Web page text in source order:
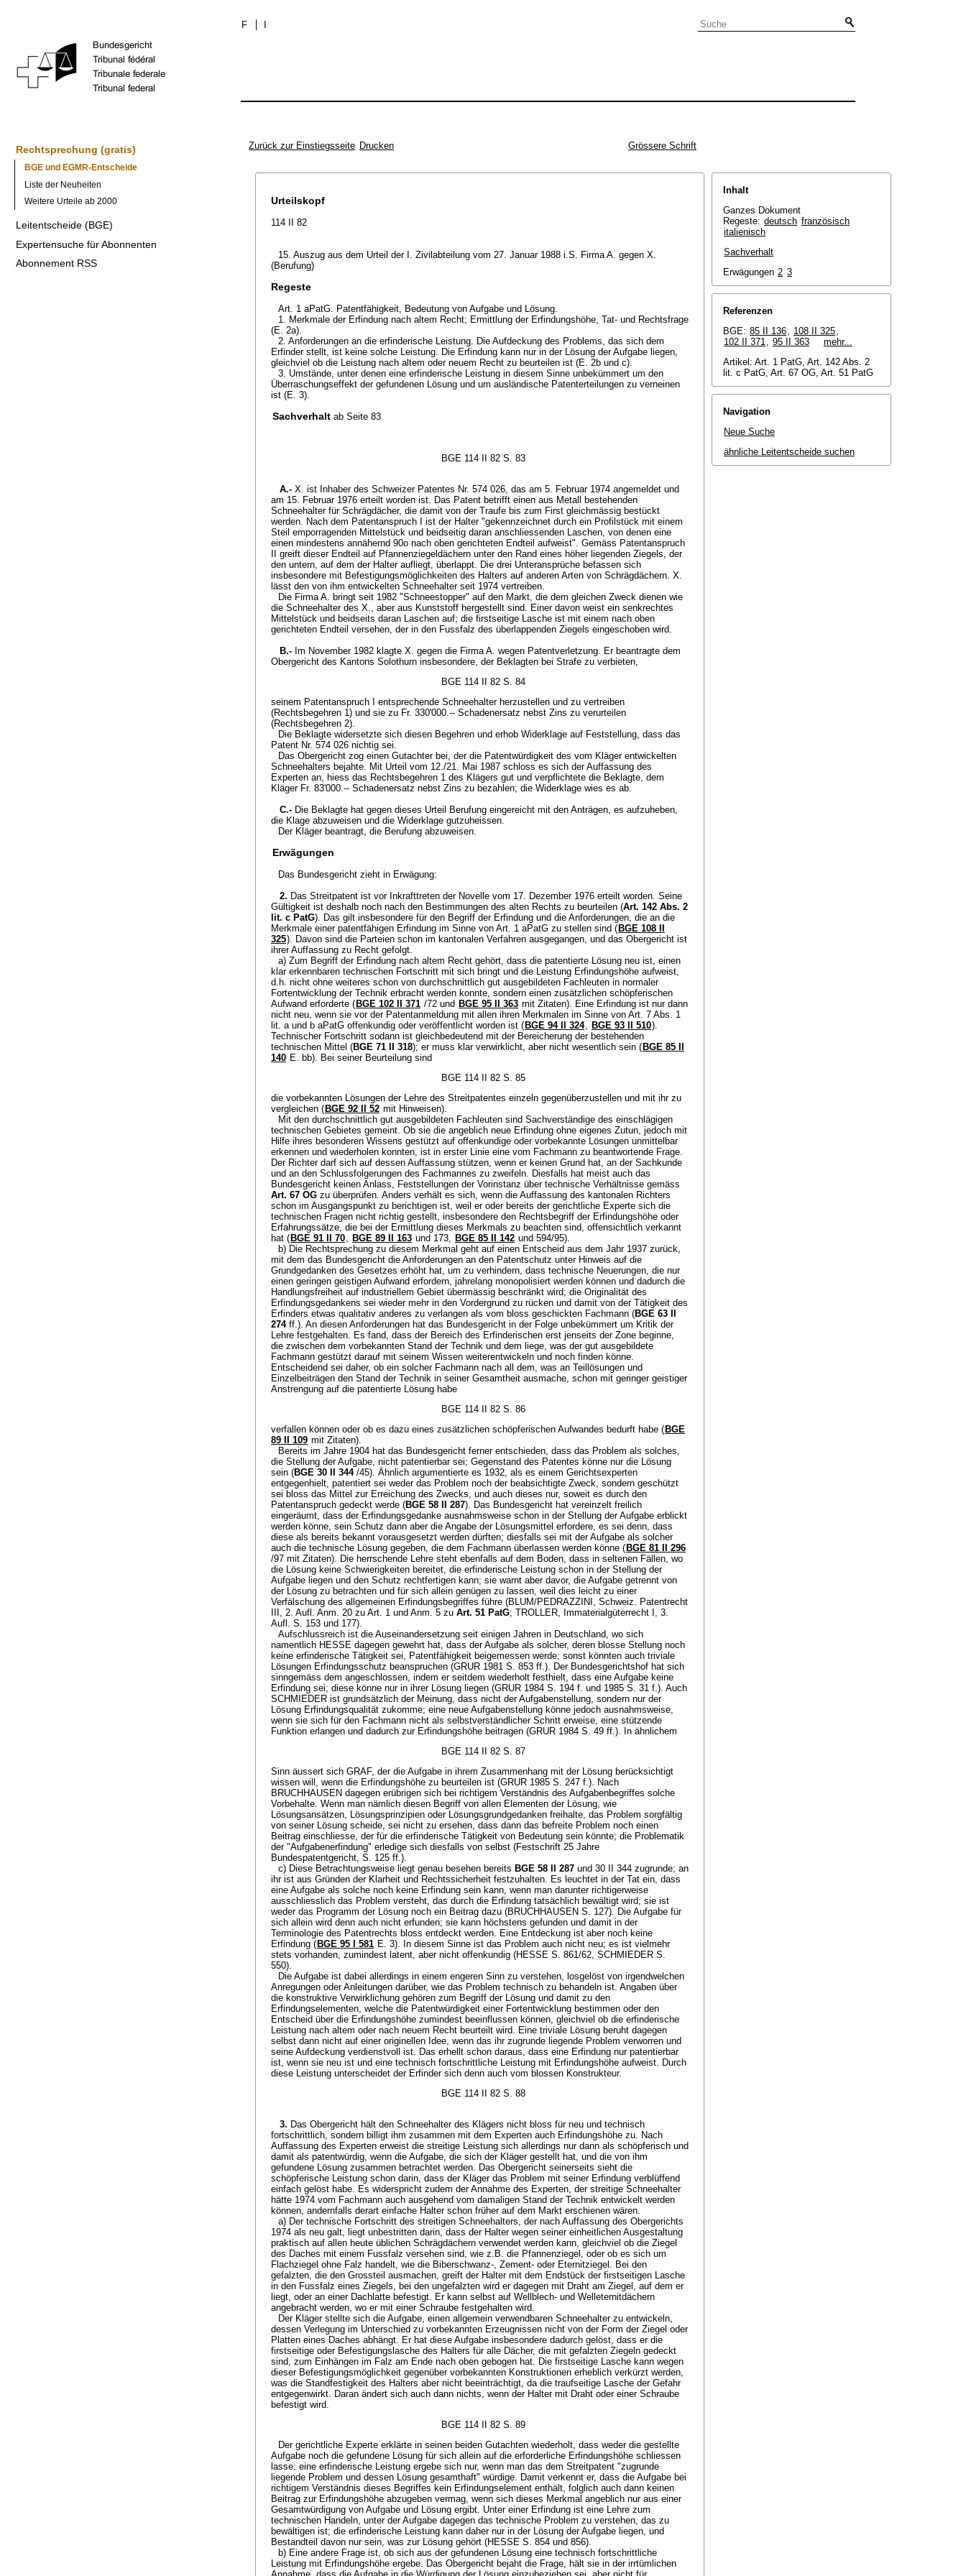
F
Rechtsprechung (gratis)
BGE und EGMR-Entscheide
Liste der Neuheiten
Weitere Urteile ab 2000
Leitentscheide (BGE)
Expertensuche für Abonnenten
Abonnement RSS
Zurück zur Einstiegsseite Drucken Grössere Schrift
Urteilskopf
114 II 82
15. Auszug aus dem Urteil der I. Zivilabteilung vom 27. Januar 1988 i.S. Firma A. gegen X.
(Berufung)
Regeste
Art. 1 aPatG. Patentfähigkeit, Bedeutung von Aufgabe und Lösung.
1. Merkmale der Erfindung nach altem Recht; Ermittlung der Erfindungshöhe, Tat- und Rechtsfrage
(E. 2a).
2. Anforderungen an die erfinderische Leistung. Die Aufdeckung des Problems, das sich dem
Erfinder stellt, ist keine solche Leistung. Die Erfindung kann nur in der Lösung der Aufgabe liegen,
gleichviel ob die Leistung nach altem oder neuem Recht zu beurteilen ist (E. 2b und c).
3. Umstände, unter denen eine erfinderische Leistung in diesem Sinne unbekümmert um den
Überraschungseffekt der gefundenen Lösung und um ausländische Patenterteilungen zu verneinen
ist (E. 3).
Sachverhalt ab Seite 83
BGE 114 II 82 S. 83
A.- X. ist Inhaber des Schweizer Patentes Nr. 574 026, das am 5. Februar 1974 angemeldet und
am 15. Februar 1976 erteilt worden ist. Das Patent betrifft einen aus Metall bestehenden
Schneehalter für Schrägdächer, die damit von der Traufe bis zum First gleichmässig bestückt
werden. Nach dem Patentanspruch I ist der Halter "gekennzeichnet durch ein Profilstück mit einem
Steil emporragenden Mittelstück und beidseitig daran anschliessenden Laschen, von denen eine
einen mindestens annähernd 90o nach oben gerichteten Endteil aufweist". Gemäss Patentanspruch
II greift dieser Endteil auf Pfannenziegeldächern unter den Rand eines höher liegenden Ziegels, der
den untern, auf dem der Halter aufliegt, überlappt. Die drei Unteransprüche befassen sich
insbesondere mit Befestigungsmöglichkeiten des Halters auf anderen Arten von Schrägdächern. X.
lässt den von ihm entwickelten Schneehalter seit 1974 vertreiben.
Die Firma A. bringt seit 1982 "Schneestopper" auf den Markt, die dem gleichen Zweck dienen wie
die Schneehalter des X., aber aus Kunststoff hergestellt sind. Einer davon weist ein senkrechtes
Mittelstück und beidseits daran Laschen auf; die firstseitige Lasche ist mit einem nach oben
gerichteten Endteil versehen, der in den Fussfalz des überlappenden Ziegels eingeschoben wird.
B.- Im November 1982 klagte X. gegen die Firma A. wegen Patentverletzung. Er beantragte dem
Obergericht des Kantons Solothurn insbesondere, der Beklagten bei Strafe zu verbieten,
BGE 114 II 82 S. 84
seinem Patentanspruch I entsprechende Schneehalter herzustellen und zu vertreiben
(Rechtsbegehren 1) und sie zu Fr. 330'000.-- Schadenersatz nebst Zins zu verurteilen
(Rechtsbegehren 2).
Die Beklagte widersetzte sich diesen Begehren und erhob Widerklage auf Feststellung, dass das
Patent Nr. 574 026 nichtig sei.
Das Obergericht zog einen Gutachter bei, der die Patentwürdigkeit des vom Kläger entwickelten
Schneehalters bejahte. Mit Urteil vom 12./21. Mai 1987 schloss es sich der Auffassung des
Experten an, hiess das Rechtsbegehren 1 des Klägers gut und verpflichtete die Beklagte, dem
Kläger Fr. 83'000.-- Schadenersatz nebst Zins zu bezahlen; die Widerklage wies es ab.
C.- Die Beklagte hat gegen dieses Urteil Berufung eingereicht mit den Anträgen, es aufzuheben,
die Klage abzuweisen und die Widerklage gutzuheissen.
Der Kläger beantragt, die Berufung abzuweisen.
Erwägungen
Das Bundesgericht zieht in Erwägung:
2. Das Streitpatent ist vor Inkrafttreten der Novelle vom 17. Dezember 1976 erteilt worden. Seine
Gültigkeit ist deshalb noch nach den Bestimmungen des alten Rechts zu beurteilen (Art. 142 Abs. 2
lit. c PatG). Das gilt insbesondere für den Begriff der Erfindung und die Anforderungen, die an die
Merkmale einer patentfähigen Erfindung im Sinne von Art. 1 aPatG zu stellen sind ( BGE 108 II
325). Davon sind die Parteien schon im kantonalen Verfahren ausgegangen, und das Obergericht ist
ihrer Auffassung zu Recht gefolgt.
a) Zum Begriff der Erfindung nach altem Recht gehört, dass die patentierte Lösung neu ist, einen
klar erkennbaren technischen Fortschritt mit sich bringt und die Leistung Erfindungshöhe aufweist,
d.h. nicht ohne weiteres schon von durchschnittlich gut ausgebildeten Fachleuten in normaler
Fortentwicklung der Technik erbracht werden konnte, sondern einen zusätzlichen schöpferischen
Aufwand erforderte ( BGE 102 II 371 /72 und BGE 95 II 363 mit Zitaten). Eine Erfindung ist nur dann
nicht neu, wenn sie vor der Patentanmeldung mit allen ihren Merkmalen im Sinne von Art. 7 Abs. 1
lit. a und b aPatG offenkundig oder veröffentlicht worden ist ( BGE 94 II 324, BGE 93 II 510).
Technischer Fortschritt sodann ist gleichbedeutend mit der Bereicherung der bestehenden
technischen Mittel (BGE 71 II 318); er muss klar verwirklicht, aber nicht wesentlich sein ( BGE 85 II
140 E. bb). Bei seiner Beurteilung sind
BGE 114 II 82 S. 85
die vorbekannten Lösungen der Lehre des Streitpatentes einzeln gegenüberzustellen und mit ihr zu
vergleichen ( BGE 92 II 52 mit Hinweisen).
Mit den durchschnittlich gut ausgebildeten Fachleuten sind Sachverständige des einschlägigen
technischen Gebietes gemeint. Ob sie die angeblich neue Erfindung ohne eigenes Zutun, jedoch mit
Hilfe ihres besonderen Wissens gestützt auf offenkundige oder vorbekannte Lösungen unmittelbar
erkennen und wiederholen konnten, ist in erster Linie eine vom Fachmann zu beantwortende Frage.
Der Richter darf sich auf dessen Auffassung stützen, wenn er keinen Grund hat, an der Sachkunde
und an den Schlussfolgerungen des Fachmannes zu zweifeln. Diesfalls hat meist auch das
Bundesgericht keinen Anlass, Feststellungen der Vorinstanz über technische Verhältnisse gemäss
Art. 67 OG zu überprüfen. Anders verhält es sich, wenn die Auffassung des kantonalen Richters
schon im Ausgangspunkt zu berichtigen ist, weil er oder bereits der gerichtliche Experte sich die
technischen Fragen nicht richtig gestellt, insbesondere den Rechtsbegriff der Erfindungshöhe oder
Erfahrungssätze, die bei der Ermittlung dieses Merkmals zu beachten sind, offensichtlich verkannt
hat ( BGE 91 II 70, BGE 89 II 163 und 173, BGE 85 II 142 und 594/95).
b) Die Rechtsprechung zu diesem Merkmal geht auf einen Entscheid aus dem Jahr 1937 zurück,
mit dem das Bundesgericht die Anforderungen an den Patentschutz unter Hinweis auf die
Grundgedanken des Gesetzes erhöht hat, um zu verhindern, dass technische Neuerungen, die nur
einen geringen geistigen Aufwand erfordern, jahrelang monopolisiert werden können und dadurch die
Handlungsfreiheit auf industriellem Gebiet übermässig beschränkt wird; die Originalität des
Erfindungsgedankens sei wieder mehr in den Vordergrund zu rücken und damit von der Tätigkeit des
Erfinders etwas qualitativ anderes zu verlangen als vom bloss geschickten Fachmann (BGE 63 II
274ff.). An diesen Anforderungen hat das Bundesgericht in der Folge unbekümmert um Kritik der
Lehre festgehalten. Es fand, dass der Bereich des Erfinderischen erst jenseits der Zone beginne,
die zwischen dem vorbekannten Stand der Technik und dem liege, was der gut ausgebildete
Fachmann gestützt darauf mit seinem Wissen weiterentwickeln und noch finden könne.
Entscheidend sei daher, ob ein solcher Fachmann nach all dem, was an Teillösungen und
Einzelbeiträgen den Stand der Technik in seiner Gesamtheit ausmache, schon mit geringer geistiger
Anstrengung auf die patentierte Lösung habe
BGE 114 II 82 S. 86
verfallen können oder ob es dazu eines zusätzlichen schöpferischen Aufwandes bedurft habe ( BGE
89 II 109 mit Zitaten).
Bereits im Jahre 1904 hat das Bundesgericht ferner entschieden, dass das Problem als solches,
die Stellung der Aufgabe, nicht patentierbar sei; Gegenstand des Patentes könne nur die Lösung
sein (BGE 30 II 344/45). Ähnlich argumentierte es 1932, als es einem Gerichtsexperten
entgegenhielt, patentiert sei weder das Problem noch der beabsichtigte Zweck, sondern geschützt
sei bloss das Mittel zur Erreichung des Zwecks, und auch dieses nur, soweit es durch den
Patentanspruch gedeckt werde (BGE 58 II 287). Das Bundesgericht hat vereinzelt freilich
eingeräumt, dass der Erfindungsgedanke ausnahmsweise schon in der Stellung der Aufgabe erblickt
werden könne, sein Schutz dann aber die Angabe der Lösungsmittel erfordere, es sei denn, dass
diese als bereits bekannt vorausgesetzt werden dürften; diesfalls sei mit der Aufgabe als solcher
auch die technische Lösung gegeben, die dem Fachmann überlassen werden könne ( BGE 81 II 296
/97 mit Zitaten). Die herrschende Lehre steht ebenfalls auf dem Boden, dass in seltenen Fällen, wo
die Lösung keine Schwierigkeiten bereitet, die erfinderische Leistung schon in der Stellung der
Aufgabe liegen und den Schutz rechtfertigen kann; sie warnt aber davor, die Aufgabe getrennt von
der Lösung zu betrachten und für sich allein genügen zu lassen, weil dies leicht zu einer
Verfälschung des allgemeinen Erfindungsbegriffes führe (BLUM/PEDRAZZINI, Schweiz. Patentrecht
III, 2. Aufl. Anm. 20 zu Art. 1 und Anm. 5 zu Art. 51 PatG; TROLLER, Immaterialgüterrecht I, 3.
Aufl. S. 153 und 177).
Aufschlussreich ist die Auseinandersetzung seit einigen Jahren in Deutschland, wo sich
namentlich HESSE dagegen gewehrt hat, dass der Aufgabe als solcher, deren blosse Stellung noch
keine erfinderische Tätigkeit sei, Patentfähigkeit beigemessen werde; sonst könnten auch triviale
Lösungen Erfindungsschutz beanspruchen (GRUR 1981 S. 853 ff.). Der Bundesgerichtshof hat sich
sinngemäss dem angeschlossen, indem er seitdem wiederholt festhielt, dass eine Aufgabe keine
Erfindung sei; diese könne nur in ihrer Lösung liegen (GRUR 1984 S. 194 f. und 1985 S. 31 f.). Auch
SCHMIEDER ist grundsätzlich der Meinung, dass nicht der Aufgabenstellung, sondern nur der
Lösung Erfindungsqualität zukomme; eine neue Aufgabenstellung könne jedoch ausnahmsweise,
wenn sie sich für den Fachmann nicht als selbstverständlicher Schritt erweise, eine stützende
Funktion erlangen und dadurch zur Erfindungshöhe beitragen (GRUR 1984 S. 49 ff.). In ähnlichem
BGE 114 II 82 S. 87
Sinn äussert sich GRAF, der die Aufgabe in ihrem Zusammenhang mit der Lösung berücksichtigt
wissen will, wenn die Erfindungshöhe zu beurteilen ist (GRUR 1985 S. 247 f.). Nach
BRUCHHAUSEN dagegen erübrigen sich bei richtigem Verständnis des Aufgabenbegriffes solche
Vorbehalte. Wenn man nämlich diesen Begriff von allen Elementen der Lösung, wie
Lösungsansätzen, Lösungsprinzipien oder Lösungsgrundgedanken freihalte, das Problem sorgfältig
von seiner Lösung scheide, sei nicht zu ersehen, dass dann das befreite Problem noch einen
Beitrag einschliesse, der für die erfinderische Tätigkeit von Bedeutung sein könnte; die Problematik
der "Aufgabenerfindung" erledige sich diesfalls von selbst (Festschrift 25 Jahre
Bundespatentgericht, S. 125 ff.).
c) Diese Betrachtungsweise liegt genau besehen bereits BGE 58 II 287 und 30 II 344 zugrunde; an
ihr ist aus Gründen der Klarheit und Rechtssicherheit festzuhalten. Es leuchtet in der Tat ein, dass
eine Aufgabe als solche noch keine Erfindung sein kann, wenn man darunter richtigerweise
ausschliesslich das Problem versteht, das durch die Erfindung tatsächlich bewältigt wird; sie ist
weder das Programm der Lösung noch ein Beitrag dazu (BRUCHHAUSEN S. 127). Die Aufgabe für
sich allein wird denn auch nicht erfunden; sie kann höchstens gefunden und damit in der
Terminologie des Patentrechts bloss entdeckt werden. Eine Entdeckung ist aber noch keine
Erfindung ( BGE 95 I 581 E. 3). In diesem Sinne ist das Problem auch nicht neu; es ist vielmehr
stets vorhanden, zumindest latent, aber nicht offenkundig (HESSE S. 861/62, SCHMIEDER S.
550).
Die Aufgabe ist dabei allerdings in einem engeren Sinn zu verstehen, losgelöst von irgendwelchen
Anregungen oder Anleitungen darüber, wie das Problem technisch zu behandeln ist. Angaben über
die konstruktive Verwirklichung gehören zum Begriff der Lösung und damit zu den
Erfindungselementen, welche die Patentwürdigkeit einer Fortentwicklung bestimmen oder den
Entscheid über die Erfindungshöhe zumindest beeinflussen können, gleichviel ob die erfinderische
Leistung nach altem oder nach neuem Recht beurteilt wird. Eine triviale Lösung beruht dagegen
selbst dann nicht auf einer originellen Idee, wenn das ihr zugrunde liegende Problem verworren und
seine Aufdeckung verdienstvoll ist. Das erhellt schon daraus, dass eine Erfindung nur patentierbar
ist, wenn sie neu ist und eine technisch fortschrittliche Leistung mit Erfindungshöhe aufweist. Durch
diese Leistung unterscheidet der Erfinder sich denn auch vom blossen Konstrukteur.
BGE 114 II 82 S. 88
3. Das Obergericht hält den Schneehalter des Klägers nicht bloss für neu und technisch
fortschrittlich, sondern billigt ihm zusammen mit dem Experten auch Erfindungshöhe zu. Nach
Auffassung des Experten erweist die streitige Leistung sich allerdings nur dann als schöpferisch und
damit als patentwürdig, wenn die Aufgabe, die sich der Kläger gestellt hat, und die von ihm
gefundene Lösung zusammen betrachtet werden. Das Obergericht seinerseits sieht die
schöpferische Leistung schon darin, dass der Kläger das Problem mit seiner Erfindung verblüffend
einfach gelöst habe. Es widerspricht zudem der Annahme des Experten, der streitige Schneehalter
hätte 1974 vom Fachmann auch ausgehend vom damaligen Stand der Technik entwickelt werden
können, andernfalls derart einfache Halter schon früher auf dem Markt erschienen wären.
a) Der technische Fortschritt des streitigen Schneehalters, der nach Auffassung des Obergerichts
1974 als neu galt, liegt unbestritten darin, dass der Halter wegen seiner einheitlichen Ausgestaltung
praktisch auf allen heute üblichen Schrägdächern verwendet werden kann, gleichviel ob die Ziegel
des Daches mit einem Fussfalz versehen sind, wie z.B. die Pfannenziegel, oder ob es sich um
Flachziegel ohne Falz handelt, wie die Biberschwanz-, Zement- oder Eternitziegel. Bei den
gefalzten, die den Grossteil ausmachen, greift der Halter mit dem Endstück der firstseitigen Lasche
in den Fussfalz eines Ziegels, bei den ungefalzten wird er dagegen mit Draht am Ziegel, auf dem er
liegt, oder an einer Dachlatte befestigt. Er kann selbst auf Wellblech- und Welleternitdächern
angebracht werden, wo er mit einer Schraube festgehalten wird.
Der Kläger stellte sich die Aufgabe, einen allgemein verwendbaren Schneehalter zu entwickeln,
dessen Verlegung im Unterschied zu vorbekannten Erzeugnissen nicht von der Form der Ziegel oder
Platten eines Daches abhängt. Er hat diese Aufgabe insbesondere dadurch gelöst, dass er die
firstseitige oder Befestigungslasche des Halters für alle Dächer, die mit gefalzten Ziegeln gedeckt
sind, zum Einhängen im Falz am Ende nach oben gebogen hat. Die firstseitige Lasche kann wegen
dieser Befestigungsmöglichkeit gegenüber vorbekannten Konstruktionen erheblich verkürzt werden,
was die Standfestigkeit des Halters aber nicht beeinträchtigt, da die traufseitige Lasche der Gefahr
entgegenwirkt. Daran ändert sich auch dann nichts, wenn der Halter mit Draht oder einer Schraube
befestigt wird.
BGE 114 II 82 S. 89
Der gerichtliche Experte erklärte in seinen beiden Gutachten wiederholt, dass weder die gestellte
Aufgabe noch die gefundene Lösung für sich allein auf die erforderliche Erfindungshöhe schliessen
lasse; eine erfinderische Leistung ergebe sich nur, wenn man das dem Streitpatent "zugrunde
liegende Problem und dessen Lösung gesamthaft" würdige. Damit verkennt er, dass die Aufgabe bei
richtigem Verständnis dieses Begriffes kein Erfindungselement enthält, folglich auch dann keinen
Beitrag zur Erfindungshöhe abzugeben vermag, wenn sich dieses Merkmal angeblich nur aus einer
Gesamtwürdigung von Aufgabe und Lösung ergibt. Unter einer Erfindung ist eine Lehre zum
technischen Handeln, unter der Aufgabe dagegen das technische Problem zu verstehen, das zu
bewältigen ist; die erfinderische Leistung kann daher nur in der Lösung der Aufgabe liegen, und
Bestandteil davon nur sein, was zur Lösung gehört (HESSE S. 854 und 856).
b) Eine andere Frage ist, ob sich aus der gefundenen Lösung eine technisch fortschrittliche
Leistung mit Erfindungshöhe ergebe. Das Obergericht bejaht die Frage, hält sie in der irrtümlichen
Inhalt
Ganzes Dokument
Regeste: deutsch französisch
italienisch
Sachverhalt
Erwägungen 2 3
Referenzen
BGE: 85 II 136, 108 II 325,
102 II 371, 95 II 363
mehr...
Artikel: Art. 1 PatG, Art. 142 Abs. 2
lit. c PatG, Art. 67 OG, Art. 51 PatG
Navigation
Neue Suche
ähnliche Leitentscheide suchen